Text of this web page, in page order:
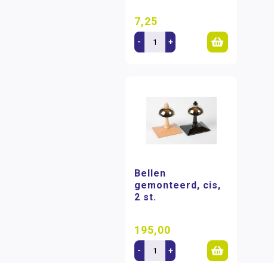
7,25
- +
Bellen
gemonteerd, cis,
2 st.
195,00
- +